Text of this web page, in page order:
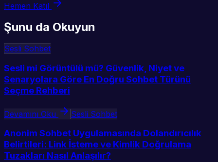
Hemen Katıl
Şunu da Okuyun
Sesli Sohbet
Sesli mi Görüntülü mü? Güvenlik, Niyet ve
Senaryolara Göre En Doğru Sohbet Türünü
Seçme Rehberi
Devamını Oku Sesli Sohbet
Anonim Sohbet Uygulamasında Dolandırıcılık
Belirtileri: Link İsteme ve Kimlik Doğrulama
Tuzakları Nasıl Anlaşılır?